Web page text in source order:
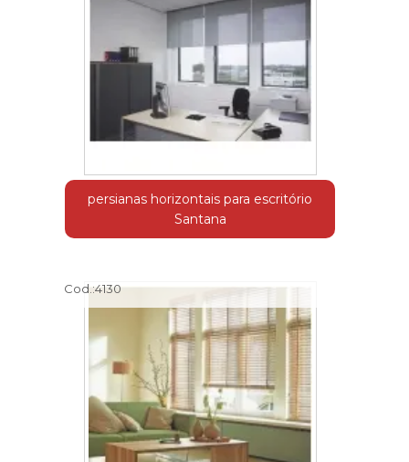
persianas horizontais para escritório
Santana
Cod.:4130